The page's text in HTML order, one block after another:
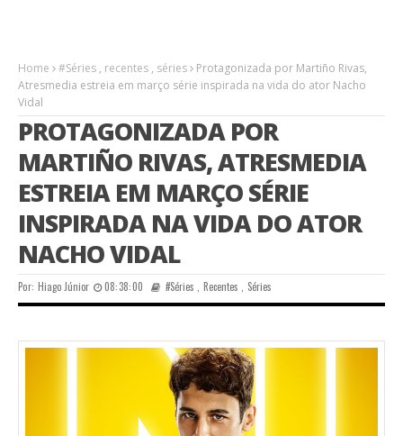
Home #Séries , recentes , séries
Protagonizada por Martiño Rivas,
Atresmedia estreia em março série inspirada na vida do ator Nacho
Vidal
PROTAGONIZADA POR
MARTIÑO RIVAS, ATRESMEDIA
ESTREIA EM MARÇO SÉRIE
INSPIRADA NA VIDA DO ATOR
NACHO VIDAL
Por: Hiago Júnior 08:38:00 #Séries ,Recentes Séries